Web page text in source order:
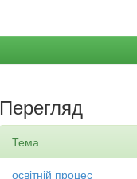
Перегляд
Тема
освітній процес